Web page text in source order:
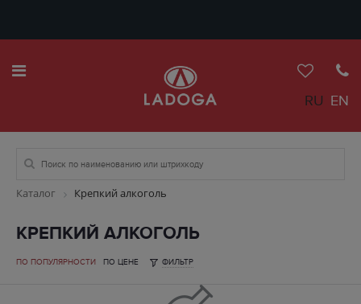
RU EN
Каталог Крепкий алкоголь
КРЕПКИЙ АЛКОГОЛЬ
ПО ПОПУЛЯРНОСТИ ПО ЦЕНЕ ФИЛЬТР